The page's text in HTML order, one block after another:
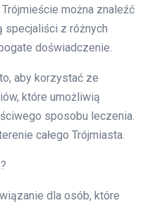
można znaleźć
specjaliści z różnych
doświadczenie.
aby korzystać ze
które umożliwią
sposobu leczenia.
całego Trójmiasta.
dla osób, które